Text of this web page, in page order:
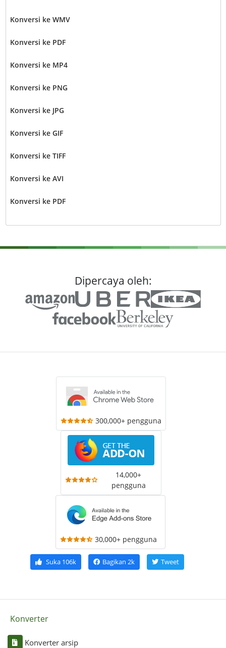
Konversi ke WMV
Konversi ke PDF
Konversi ke MP4
Konversi ke PNG
Konversi ke JPG
Konversi ke GIF
Konversi ke TIFF
Konversi ke AVI
Konversi ke PDF
Dipercaya oleh:
300,000+ pengguna
14,000+
pengguna
30,000+ pengguna
Suka106k Bagikan 2k Tweet
Konverter
Konverter arsip